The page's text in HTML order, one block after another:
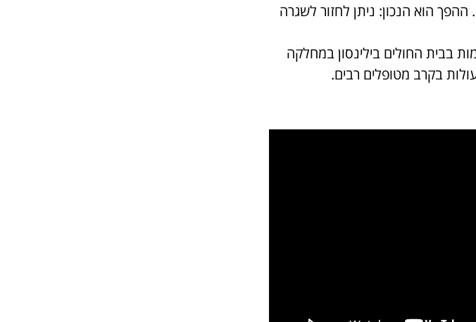
הוא הנכון: ניתן לחזור לשגרה
הוא עבר השתלמות בבית החולים בילינסון במחלקה
בקרב מטופלים רבים.